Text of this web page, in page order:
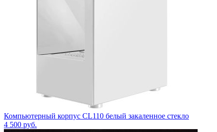
Компьютерный корпус CL110 белый закаленное стекло
4 500 руб.